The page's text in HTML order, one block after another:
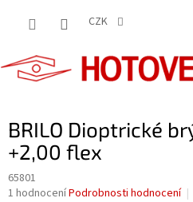
CZK
BRILO Dioptrické
+2,00 flex
65801
Průměrné
1 hodnoceníPodrobnosti hodnocení